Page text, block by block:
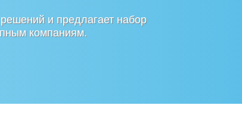
и предлагает набор
компаниям.